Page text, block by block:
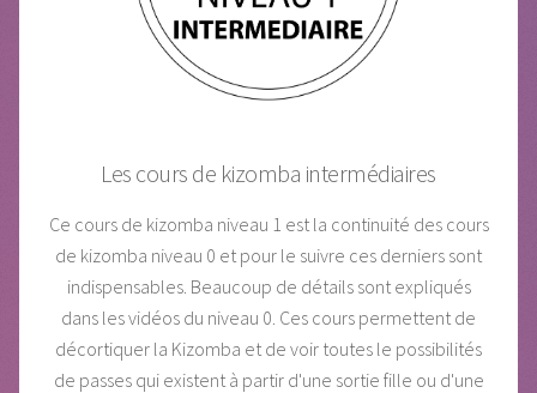
Les cours de kizomba intermédiaires
Ce cours de kizomba niveau 1 est la continuité des cours
de kizomba niveau 0 et pour le suivre ces derniers sont
indispensables. Beaucoup de détails sont expliqués
dans les vidéos du niveau 0. Ces cours permettent de
décortiquer la Kizomba et de voir toutes le possibilités
de passes qui existent à partir d'une sortie fille ou d'une